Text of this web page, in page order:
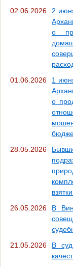
02.06.2026
2
о
01.06.2026
1
о
28.05.2026
26.05.2026
В
21.05.2026
В